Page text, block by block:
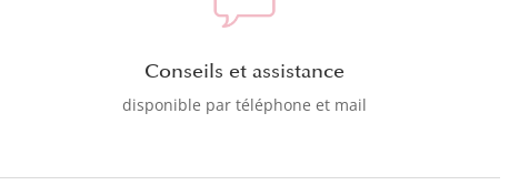
Conseils et assistance
disponible par téléphone et mail